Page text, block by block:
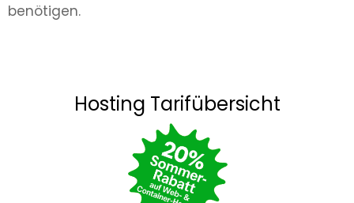
benötigen.
Hosting Tarifübersicht